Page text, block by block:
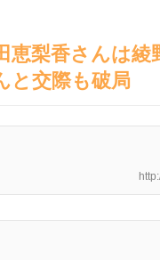
恵梨香さんは綾
と交際も破局